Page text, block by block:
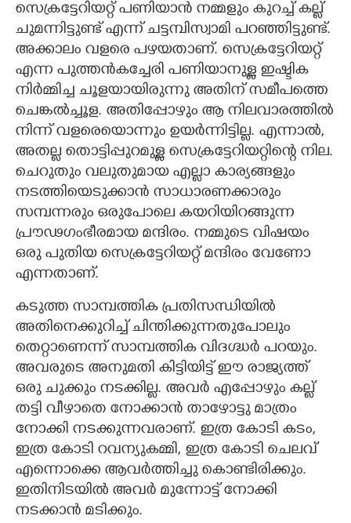
CARTOONS
LITERATURE
ZOOM
CONTACT US
സെക്രട്ടേറിയറ്റ് പണിയാൻ നമ്മളും കുറച്ച് കല്ല്
ചുമന്നിട്ടുണ്ട് എന്ന് ചട്ടമ്പിസ്വാമി പറഞ്ഞിട്ടുണ്ട്.
അക്കാലം വളരെ പഴയതാണ്. സെക്രട്ടേറിയറ്റ്
എന്ന പുത്തൻകച്ചേരി പണിയാനുള്ള ഇഷ്ടിക
നിർമ്മിച്ച ചൂളയായിരുന്നു അതിന് സമീപത്തെ
ചെങ്കൽച്ചൂള. അതിപ്പോഴും ആ നിലവാരത്തിൽ
നിന്ന് വളരെയൊന്നും ഉയർന്നിട്ടില്ല. എന്നാൽ,
അതല്ല തൊട്ടിപ്പുറമുള്ള സെക്രട്ടേറിയറ്റിന്റെ നില.
ചെറുതും വലുതുമായ എല്ലാ കാര്യങ്ങളും
നടത്തിയെടുക്കാൻ സാധാരണക്കാരും
സമ്പന്നരും ഒരുപോലെ കയറിയിറങ്ങുന്ന
പ്രൗഢഗംഭീരമായ മന്ദിരം. നമ്മുടെ വിഷയം
ഒരു പുതിയ സെക്രട്ടേറിയറ്റ് മന്ദിരം വേണോ
എന്നതാണ്.
കടുത്ത സാമ്പത്തിക പ്രതിസന്ധിയിൽ
അതിനെക്കുറിച്ച് ചിന്തിക്കുന്നതുപോലും
തെറ്റാണെന്ന് സാമ്പത്തിക വിദഗ്ദ്ധർ പറയും.
അവരുടെ അനുമതി കിട്ടിയിട്ട് ഈ രാജ്യത്ത്
ഒരു ചുക്കും നടക്കില്ല. അവർ എപ്പോഴും കല്ല്
തട്ടി വീഴാതെ നോക്കാൻ താഴോട്ടു മാത്രം
നോക്കി നടക്കുന്നവരാണ്. ഇത്ര കോടി കടം,
ഇത്ര കോടി റവന്യുകമ്മി, ഇത്ര കോടി ചെലവ്
എന്നൊക്കെ ആവർത്തിച്ചു കൊണ്ടിരിക്കും.
ഇതിനിടയിൽ അവർ മുന്നോട്ട് നോക്കി
നടക്കാൻ മടിക്കും.